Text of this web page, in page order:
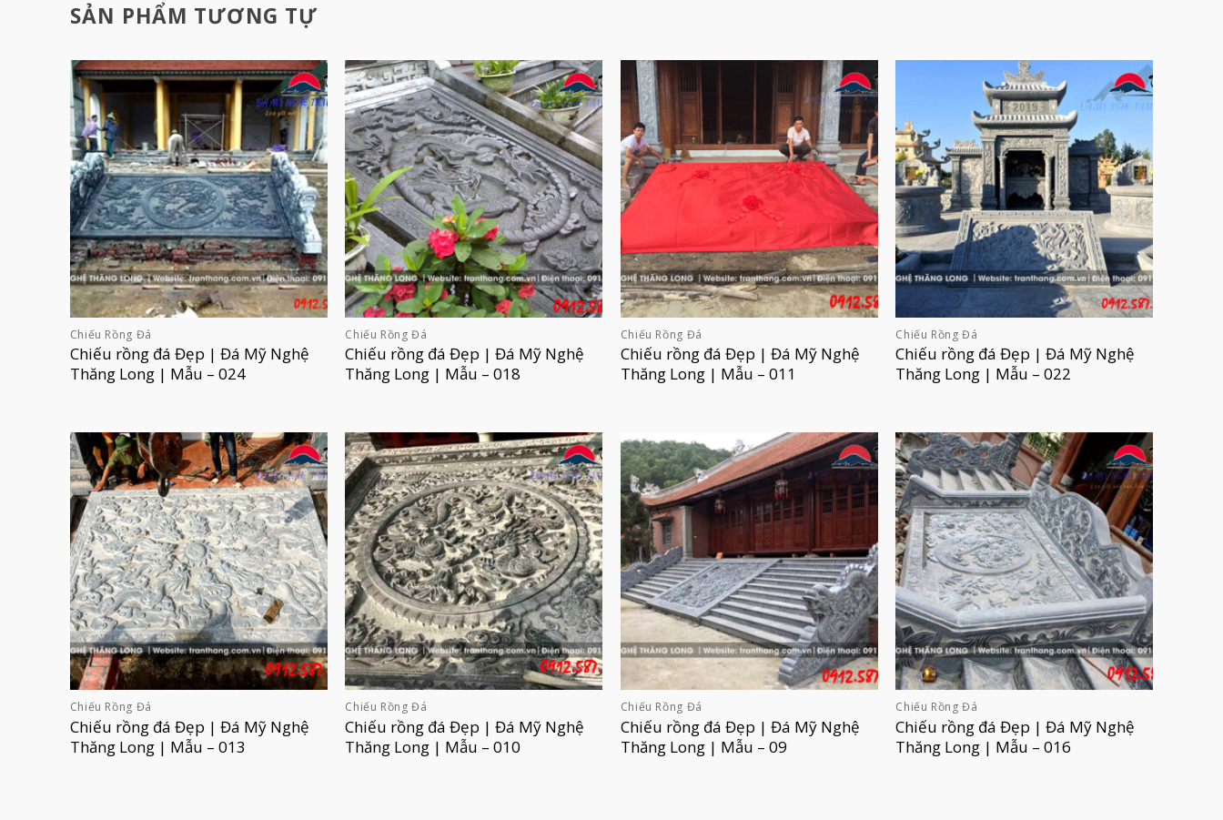
SẢN PHẨM TƯƠNG TỰ
Chiếu Rồng Đá
Chiếu rồng đá Đẹp | Đá Mỹ Nghệ
Thăng Long | Mẫu – 024
Chiếu Rồng Đá
Chiếu rồng đá Đẹp | Đá Mỹ Nghệ
Thăng Long | Mẫu – 018
Chiếu Rồng Đá
Chiếu rồng đá Đẹp | Đá Mỹ Nghệ
Thăng Long | Mẫu – 011
Chiếu Rồng Đá
Chiếu rồng đá Đẹp | Đá Mỹ Nghệ
Thăng Long | Mẫu – 022
Chiếu Rồng Đá
Chiếu rồng đá Đẹp | Đá Mỹ Nghệ
Thăng Long | Mẫu – 013
Chiếu Rồng Đá
Chiếu rồng đá Đẹp | Đá Mỹ Nghệ
Thăng Long | Mẫu – 010
Chiếu Rồng Đá
Chiếu rồng đá Đẹp | Đá Mỹ Nghệ
Thăng Long | Mẫu – 09
Chiếu Rồng Đá
Chiếu rồng đá Đẹp | Đá Mỹ Nghệ
Thăng Long | Mẫu – 016